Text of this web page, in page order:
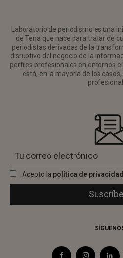
Laboratorio de periodismo es una
de Tena que nace para tratar de
periodistas derivadas de la
disruptivo del negocio de la
perfiles profesionales en entornos
está, en la mayoría de los
Acepto la política de privacidad